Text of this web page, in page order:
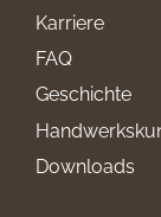
Karriere
FAQ
Geschichte
Downloads